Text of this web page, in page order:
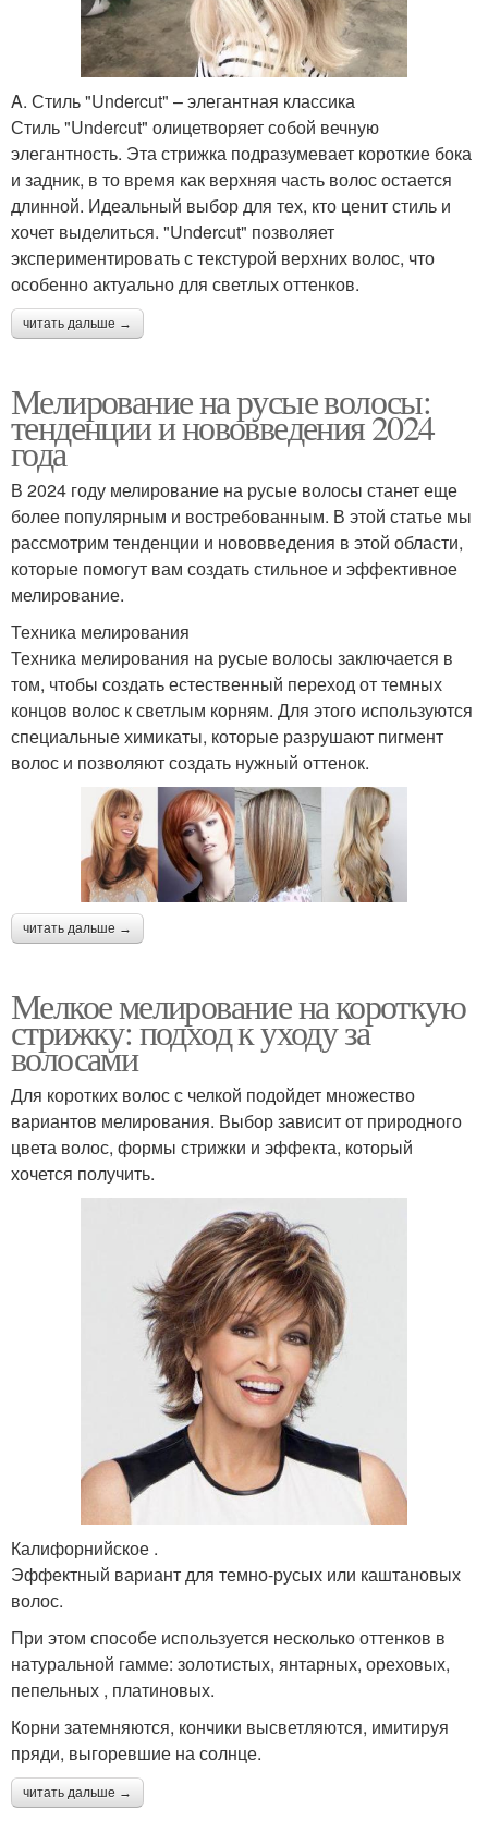
A. Стиль "Undercut" – элегантная классика
Стиль "Undercut" олицетворяет собой вечную
элегантность. Эта стрижка подразумевает короткие бока
и задник, в то время как верхняя часть волос остается
длинной. Идеальный выбор для тех, кто ценит стиль и
хочет выделиться. "Undercut" позволяет
экспериментировать с текстурой верхних волос, что
особенно актуально для светлых оттенков.
читать дальше →
Мелирование на русые волосы:
тенденции и нововведения 2024
года
В 2024 году мелирование на русые волосы станет еще
более популярным и востребованным. В этой статье мы
рассмотрим тенденции и нововведения в этой области,
которые помогут вам создать стильное и эффективное
мелирование.
Техника мелирования
Техника мелирования на русые волосы заключается в
том, чтобы создать естественный переход от темных
концов волос к светлым корням. Для этого используются
специальные химикаты, которые разрушают пигмент
волос и позволяют создать нужный оттенок.
читать дальше →
Мелкое мелирование на короткую
стрижку: подход к уходу за
волосами
Для коротких волос с челкой подойдет множество
вариантов мелирования. Выбор зависит от природного
цвета волос, формы стрижки и эффекта, который
хочется получить.
Калифорнийское .
Эффектный вариант для темно-русых или каштановых
волос.
При этом способе используется несколько оттенков в
натуральной гамме: золотистых, янтарных, ореховых,
пепельных , платиновых.
Корни затемняются, кончики высветляются, имитируя
пряди, выгоревшие на солнце.
читать дальше →